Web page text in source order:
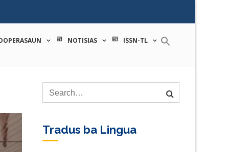
NOTISIAS ISSN-TL
Tradus ba Lingua